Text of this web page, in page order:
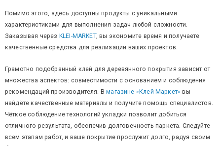
Помимо этого, здесь доступны продукты с уникальными
характеристиками для выполнения задач любой сложности.
Заказывая через KLEI-MARKET, вы экономите время и получаете
качественные средства для реализации ваших проектов.
Грамотно подобранный клей для деревянного покрытия зависит от
множества аспектов: совместимости с основанием и соблюдения
рекомендаций производителя. Вмагазине «Клей Маркет» вы
найдёте качественные материалы и получите помощь специалистов.
Чёткое соблюдение технологий укладки позволит добиться
отличного результата, обеспечив долговечность паркета. Следуйте
всем этапам работ, и ваше покрытие прослужит долго, радуя своим